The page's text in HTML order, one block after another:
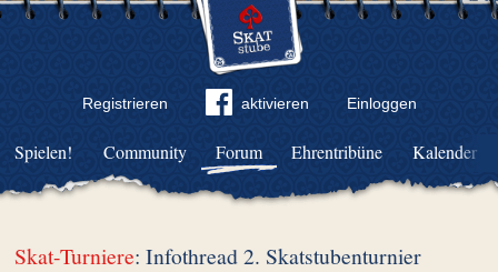
Registrieren aktivieren Einloggen
Community Forum Ehrentribüne Kalender
Spielen!
Skat-Turniere: Infothread 2. Skatstubenturnier